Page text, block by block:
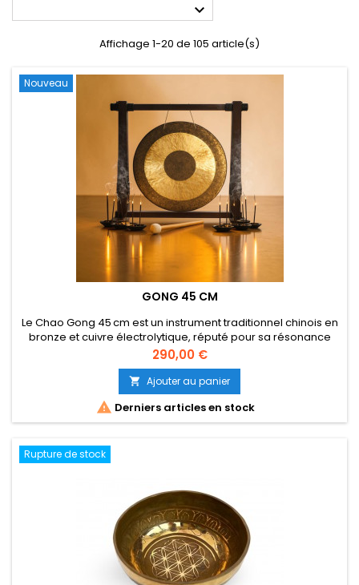

Affichage 1-20 de 105 article(s)
Nouveau
GONG 45 CM
Le Chao Gong 45 cm est un instrument traditionnel chinois en
bronze et cuivre électrolytique, réputé pour sa résonance
profonde et apaisante. Idéal pour la méditation, le yoga, ou
les rituels sonores, il diffuse une vibration harmonieuse qui
purifie l’espace et favorise la détente. Chaque gong est
fabriqué à la main, rendant chaque pièce unique. Maillet...
Prix
290,00 €
 Ajouter au panier
 Derniers articles en stock
Rupture de stock